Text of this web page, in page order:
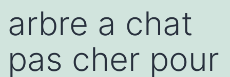
arbre a chat
pas cher pour